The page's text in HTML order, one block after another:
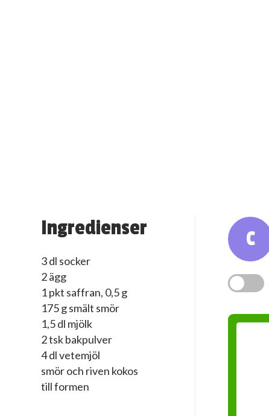
Ingredienser
3 dl socker
2 ägg
1 pkt saffran, 0,5 g
175 g smält smör
1,5 dl mjölk
2 tsk bakpulver
4 dl vetemjöl
smör och riven kokos
till formen
C